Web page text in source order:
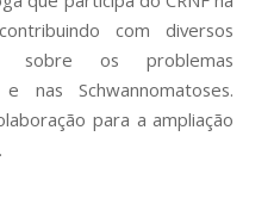
com diversos
sobre os problemas
nas Schwannomatoses.
para a ampliação